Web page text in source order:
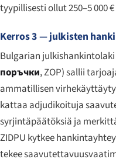
tyypillisesti ollut 250–5 000
Kerros 3 — julkisten
Bulgarian
поръчки, ZOP) sallii
ammatillisen
kattaa adjudikoituja
syrjintäpäätöksiä ja
ZIDPU kytkee
tekee